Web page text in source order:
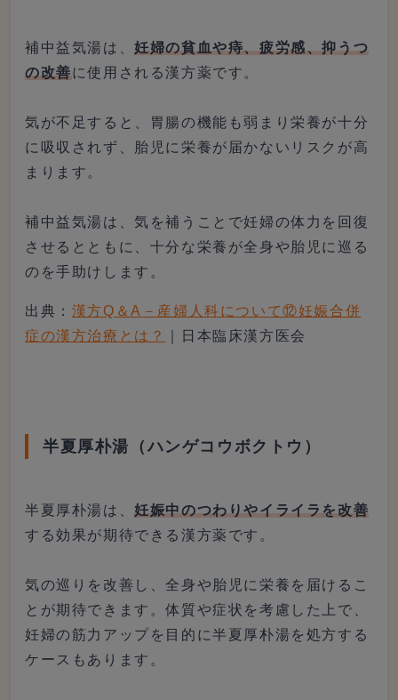
補中益気湯は、妊婦の貧血や痔、疲労感、抑うつ
の改善に使用される漢方薬です。
気が不足すると、胃腸の機能も弱まり栄養が十分
に吸収されず、胎児に栄養が届かないリスクが高
まります。
補中益気湯は、気を補うことで妊婦の体力を回復
させるとともに、十分な栄養が全身や胎児に巡る
のを手助けします。
出典： 漢方Q＆A－産婦人科について⑫妊娠合併
症の漢方治療とは？
｜日本臨床漢方医会
半夏厚朴湯（ハンゲコウボクトウ）
半夏厚朴湯は、妊娠中のつわりやイライラを改善
する効果が期待できる漢方薬です。
気の巡りを改善し、全身や胎児に栄養を届けるこ
とが期待できます。体質や症状を考慮した上で、
妊婦の筋力アップを目的に半夏厚朴湯を処方する
ケースもあります。